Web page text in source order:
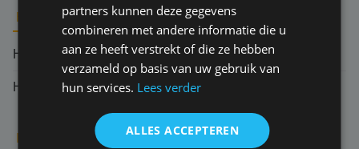
Herverzekering
Hoger beroep
partners kunnen deze gegevens
combineren met andere informatie die u
aan ze heeft verstrekt of die ze hebben
verzameld op basis van uw gebruik van
hun services. Lees verder
ALLES ACCEPTEREN